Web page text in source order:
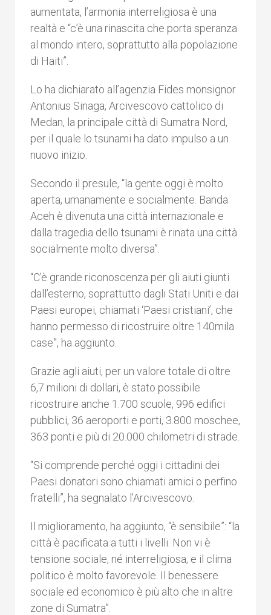
aumentata, l’armonia interreligiosa è una
realtà e “c’è una rinascita che porta speranza
al mondo intero, soprattutto alla popolazione
di Haiti”.
Lo ha dichiarato all’agenzia Fides monsignor
Antonius Sinaga, Arcivescovo cattolico di
Medan, la principale città di Sumatra Nord,
per il quale lo tsunami ha dato impulso a un
nuovo inizio.
Secondo il presule, “la gente oggi è molto
aperta, umanamente e socialmente. Banda
Aceh è divenuta una città internazionale e
dalla tragedia dello tsunami è rinata una città
socialmente molto diversa”.
“C’è grande riconoscenza per gli aiuti giunti
dall’esterno, soprattutto dagli Stati Uniti e dai
Paesi europei, chiamati ‘Paesi cristiani’, che
hanno permesso di ricostruire oltre 140mila
case”, ha aggiunto.
Grazie agli aiuti, per un valore totale di oltre
6,7 milioni di dollari, è stato possibile
ricostruire anche 1.700 scuole, 996 edifici
pubblici, 36 aeroporti e porti, 3.800 moschee,
363 ponti e più di 20.000 chilometri di strade.
“Si comprende perché oggi i cittadini dei
Paesi donatori sono chiamati amici o perfino
fratelli”, ha segnalato l’Arcivescovo.
Il miglioramento, ha aggiunto, “è sensibile”: “la
città è pacificata a tutti i livelli. Non vi è
tensione sociale, né interreligiosa, e il clima
politico è molto favorevole. Il benessere
sociale ed economico è più alto che in altre
zone di Sumatra”.